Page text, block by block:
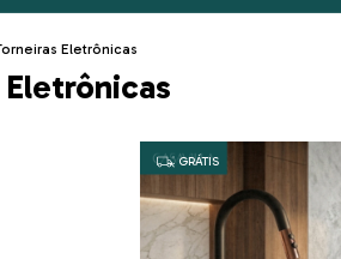
Eletrônicas
GRÁTIS